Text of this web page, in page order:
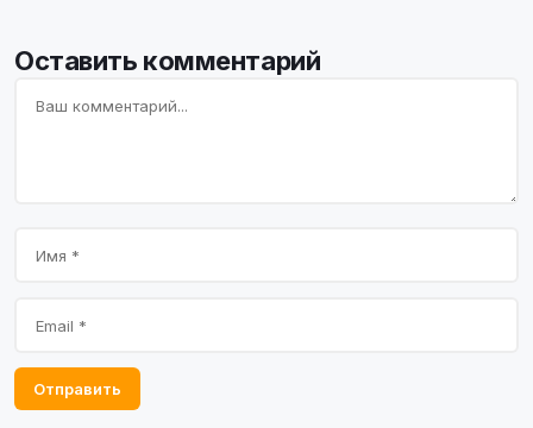
Оставить комментарий
Отправить